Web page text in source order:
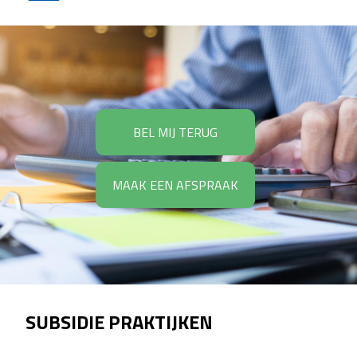
BEL MIJ TERUG
MAAK EEN AFSPRAAK
SUBSIDIE PRAKTIJKEN